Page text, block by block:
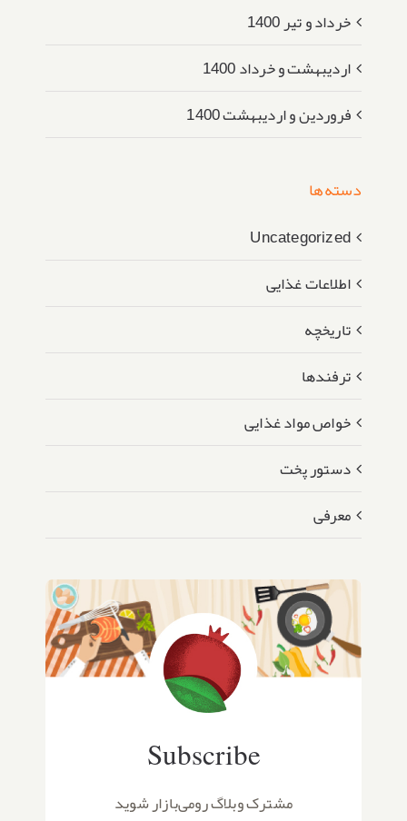
خرداد و تیر 1400
اردیبهشت و خرداد 1400
فروردین و اردیبهشت 1400
دسته‌ها
Uncategorized
اطلاعات غذایی
تاریخچه
ترفندها
خواص مواد غذایی
دستور پخت
معرفی
Subscribe
مشترک وبلاگ رومی‌بازار شوید